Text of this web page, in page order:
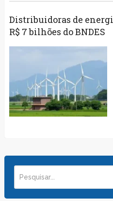
Distribuidoras de
R$ 7 bilhões do BNDES